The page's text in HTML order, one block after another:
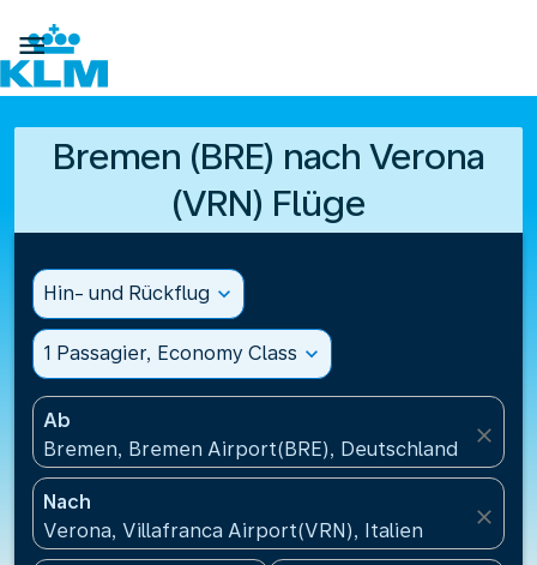

Bremen (BRE) nach Verona
(VRN) Flüge
Hin- und Rückflug expand_more
1 Passagier, Economy Class expand_more
Ab
Bremen, Bremen Airport(BRE), Deutschland
close
Nach
Verona, Villafranca Airport(VRN), Italien
close